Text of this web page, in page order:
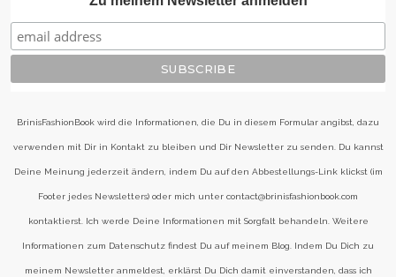
BrinisFashionBook wird die Informationen, die Du in diesem Formular angibst, dazu
verwenden mit Dir in Kontakt zu bleiben und Dir Newsletter zu senden. Du kannst
Deine Meinung jederzeit ändern, indem Du auf den Abbestellungs-Link klickst (im
Footer jedes Newsletters) oder mich unter contact@brinisfashionbook.com
kontaktierst. Ich werde Deine Informationen mit Sorgfalt behandeln. Weitere
Informationen zum Datenschutz findest Du auf meinem Blog. Indem Du Dich zu
meinem Newsletter anmeldest, erklärst Du Dich damit einverstanden, dass ich